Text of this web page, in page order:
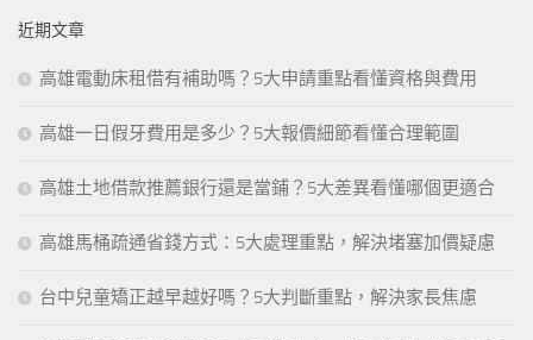
近期文章
高雄電動床租借有補助嗎？5大申請重點看懂資格與費用
高雄一日假牙費用是多少？5大報價細節看懂合理範圍
高雄土地借款推薦銀行還是當鋪？5大差異看懂哪個更適合
高雄馬桶疏通省錢方式：5大處理重點，解決堵塞加價疑慮
台中兒童矯正越早越好嗎？5大判斷重點，解決家長焦慮